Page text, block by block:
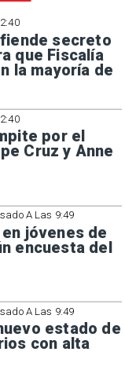
secreto
que Fiscalía
la mayoría de
por el
Cruz y Anne
A Las 9:49
jóvenes de
encuesta del
A Las 9:49
estado de
con alta